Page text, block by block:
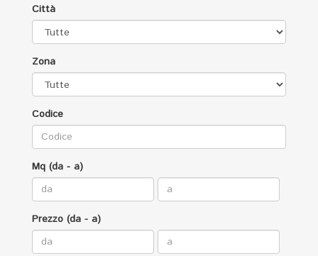
Città
Zona
Codice
Mq (da - a)
Prezzo (da - a)